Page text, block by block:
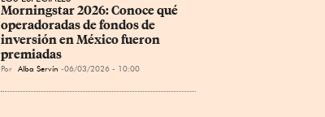
Morningstar 2026: Conoce qué
operadoradas de fondos de
inversión en México fueron
premiadas
Por Alba Servín 06/03/2026 - 10:00